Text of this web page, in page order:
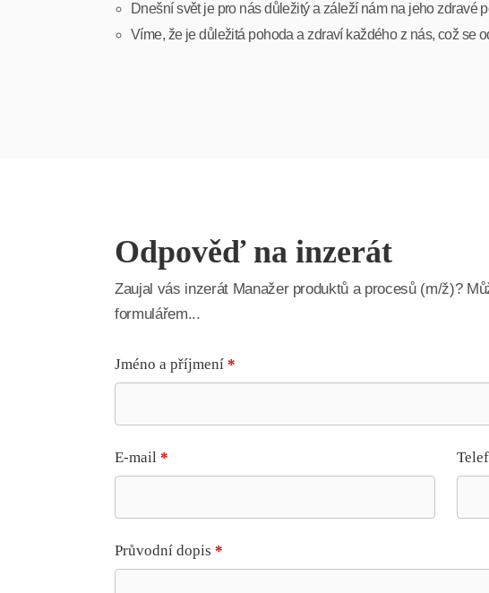
Dnešní svět je pro nás důležitý a záleží nám na jeho zdravé
Víme, že je důležitá pohoda a zdraví každého z nás, což se
Odpověď na inzerát
Zaujal vás inzerát Manažer produktů a procesů (m/ž)?
formulářem...
Jméno a příjmení *
E-mail *
Průvodní dopis *